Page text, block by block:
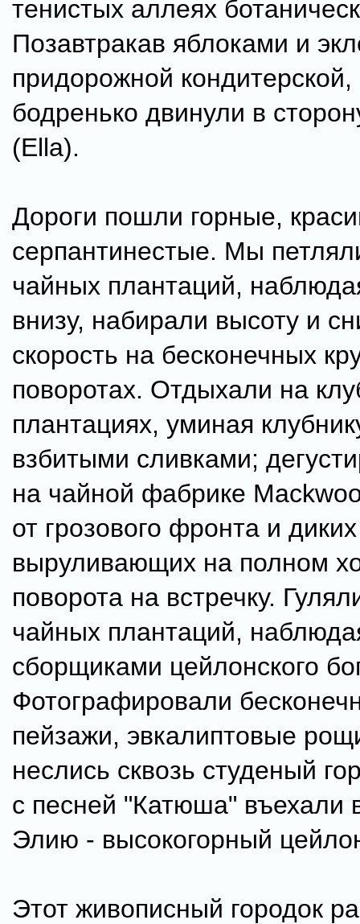
тенистых аллеях
Позавтракав яблоками и
придорожной
бодренько двинули в
(Ella).
Дороги пошли горные,
серпантинестые. Мы
чайных плантаций,
внизу, набирали высоту и
скорость на бесконечных
поворотах. Отдыхали на
плантациях, уминая
взбитыми сливками;
на чайной фабрике
от грозового фронта и
выруливающих на полном
поворота на встречку.
чайных плантаций,
сборщиками цейлонского
Фотографировали
пейзажи, эвкалиптовые
неслись сквозь студеный
с песней "Катюша" въехали
Элию - высокогорный
Этот живописный городок